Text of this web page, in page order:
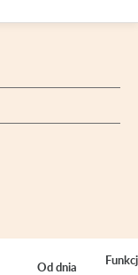
Od dnia